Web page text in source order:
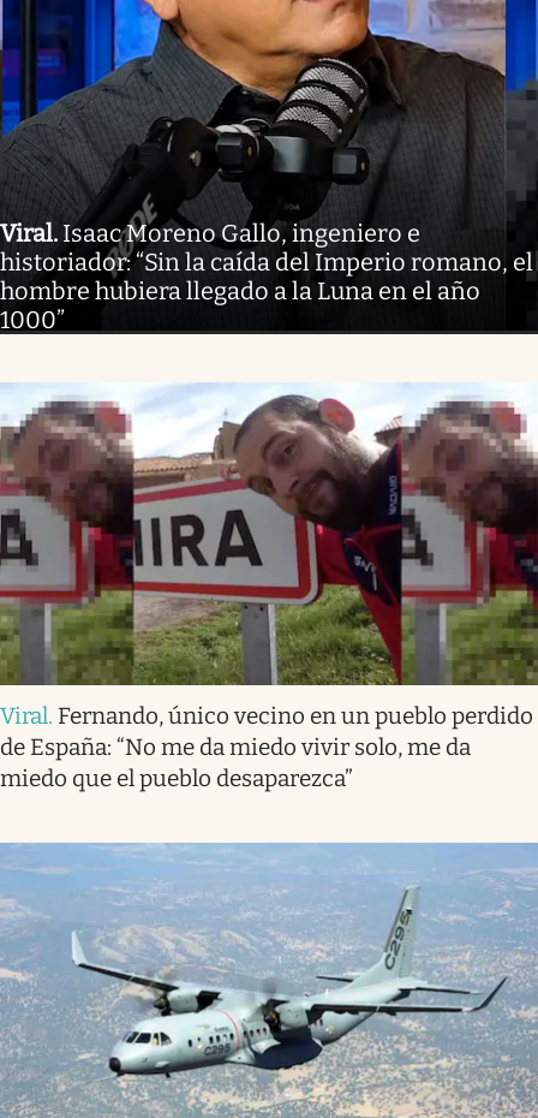
Viral. Isaac Moreno Gallo, ingeniero e
historiador: “Sin la caída del Imperio romano, el
hombre hubiera llegado a la Luna en el año
1000”
Viral. Fernando, único vecino en un pueblo perdido
de España: “No me da miedo vivir solo, me da
miedo que el pueblo desaparezca”